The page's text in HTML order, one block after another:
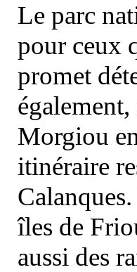
Le parc
pour ceux
promet
Morgiou
itinéraire
îles de
aussi des